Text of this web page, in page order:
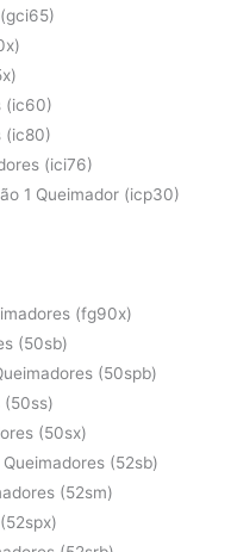
(ic60)
(ic80)
(ici76)
1 Queimador (icp30)
(fg90x)
(50sb)
(50spb)
(50ss)
(50sx)
(52sb)
(52sm)